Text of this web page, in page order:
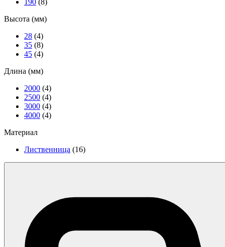
190 (8)
Высота (мм)
28 (4)
35 (8)
45 (4)
Длина (мм)
2000 (4)
2500 (4)
3000 (4)
4000 (4)
Материал
Лиственница (16)